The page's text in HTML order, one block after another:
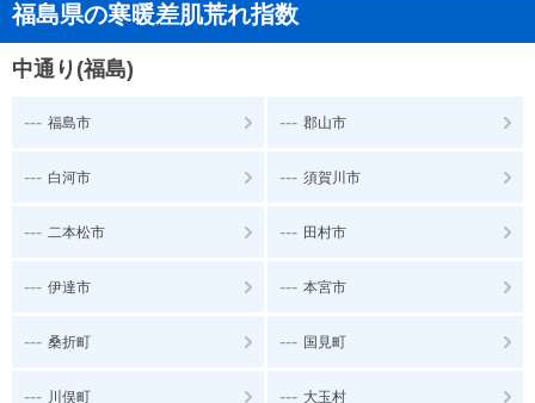
福島県の寒暖差肌荒れ指数
中通り(福島)
--- 福島市 --- 郡山市
--- 白河市 --- 須賀川市
--- 二本松市 --- 田村市
--- 伊達市 --- 本宮市
--- 桑折町 --- 国見町
--- 川俣町 --- 大玉村